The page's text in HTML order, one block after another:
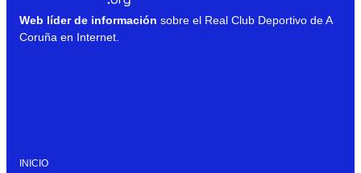
Web líder de información sobre el Real Club Deportivo de A
Coruña en Internet.
INICIO